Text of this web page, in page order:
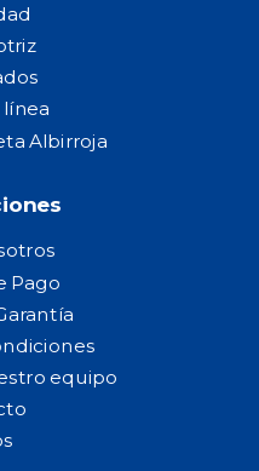
línea
Albirroja
Pago
equipo